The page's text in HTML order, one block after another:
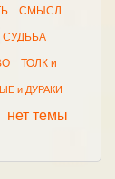
СМЫСЛ
СУДЬБА
ТОЛК и
и ДУРАКИ
нет темы